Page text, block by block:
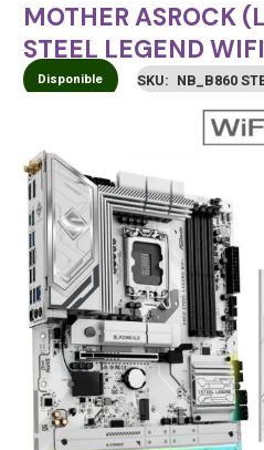
MOTHER ASROCK
STEEL LEGEND WIFI
Disponible SKU: NB_B860